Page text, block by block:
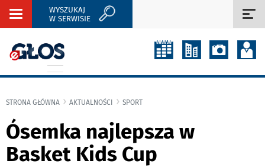
Rozwiń
WYSZUKAJ
W SERWISIE
STRONA GŁÓWNA AKTUALNOŚCI SPORT
Ósemka najlepsza w
Basket Kids Cup